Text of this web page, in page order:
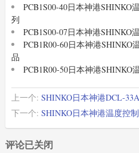
PCB1S00-40日本神港SHINKO
列
PCB1S00-07日本神港SHINKO
PCB1R00-60日本神港SHINKO
品
PCB1R00-50日本神港SHINKO
上一个: SHINKO日本神港DCL-
下一个: SHINKO日本神港温度控
评论已关闭